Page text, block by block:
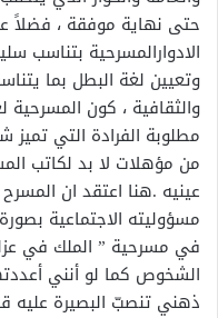
حتى نهاية موفقة ، فضلاً
الادوارالمسرحية بتناسب
وتعيين لغة البطل بما
والثقافية ، كون
مطلوبة الفرادة التي
من مؤهلات لا بد لكاتب
عينيه .هنا اعتقد ان
مسؤوليته الاجتماعية
في مسرحية ” الملك في
الشخوص كما لو أنني
ذهني تنصبّ البصيرة عليه